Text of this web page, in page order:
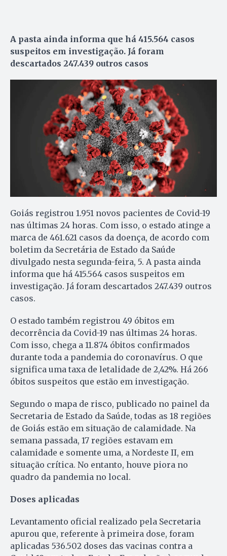
A pasta ainda informa que há 415.564 casos
suspeitos em investigação. Já foram
descartados 247.439 outros casos
Goiás registrou 1.951 novos pacientes de Covid-19
nas últimas 24 horas. Com isso, o estado atinge a
marca de 461.621 casos da doença, de acordo com
boletim da Secretária de Estado da Saúde
divulgado nesta segunda-feira, 5. A pasta ainda
informa que há 415.564 casos suspeitos em
investigação. Já foram descartados 247.439 outros
casos.
O estado também registrou 49 óbitos em
decorrência da Covid-19 nas últimas 24 horas.
Com isso, chega a 11.874 óbitos confirmados
durante toda a pandemia do coronavírus. O que
significa uma taxa de letalidade de 2,42%. Há 266
óbitos suspeitos que estão em investigação.
Segundo o mapa de risco, publicado no painel da
Secretaria de Estado da Saúde, todas as 18 regiões
de Goiás estão em situação de calamidade. Na
semana passada, 17 regiões estavam em
calamidade e somente uma, a Nordeste II, em
situação crítica. No entanto, houve piora no
quadro da pandemia no local.
Doses aplicadas
Levantamento oficial realizado pela Secretaria
apurou que, referente à primeira dose, foram
aplicadas 536.502 doses das vacinas contra a